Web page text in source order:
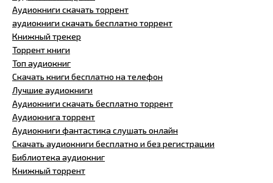
Аудиокниги скачать торрент
аудиокниги скачать бесплатно торрент
Книжный трекер
Торрент книги
Топ аудиокниг
Скачать книги бесплатно на телефон
Лучшие аудиокниги
Аудиокниги скачать бесплатно торрент
Аудиокнига торрент
Аудиокниги фантастика слушать онлайн
Скачать аудиокниги бесплатно и без регистрации
Библиотека аудиокниг
Книжный торрент